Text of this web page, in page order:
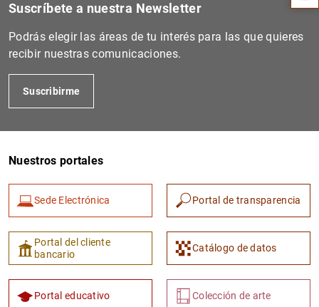
1 2
Suscríbete a nuestra Newsletter
Podrás elegir las áreas de tu interés para las que quieres
recibir nuestras comunicaciones.
Suscribirme
Nuestros portales
Sede Electrónica Portal de transparencia
Portal del cliente
bancario
Catálogo de datos
Portal educativo Colección de arte